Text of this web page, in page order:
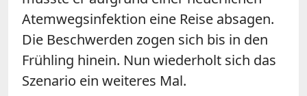
Atemwegsinfektion eine Reise absagen.
Die Beschwerden zogen sich bis in den
Frühling hinein. Nun wiederholt sich das
Szenario ein weiteres Mal.